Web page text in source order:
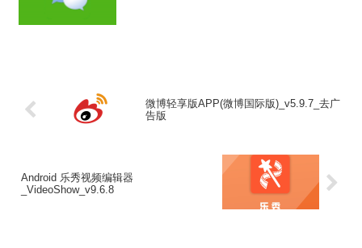
微博轻享版APP(微博国际版)_v5.9.7_去广
告版
Android 乐秀视频编辑器
_VideoShow_v9.6.8